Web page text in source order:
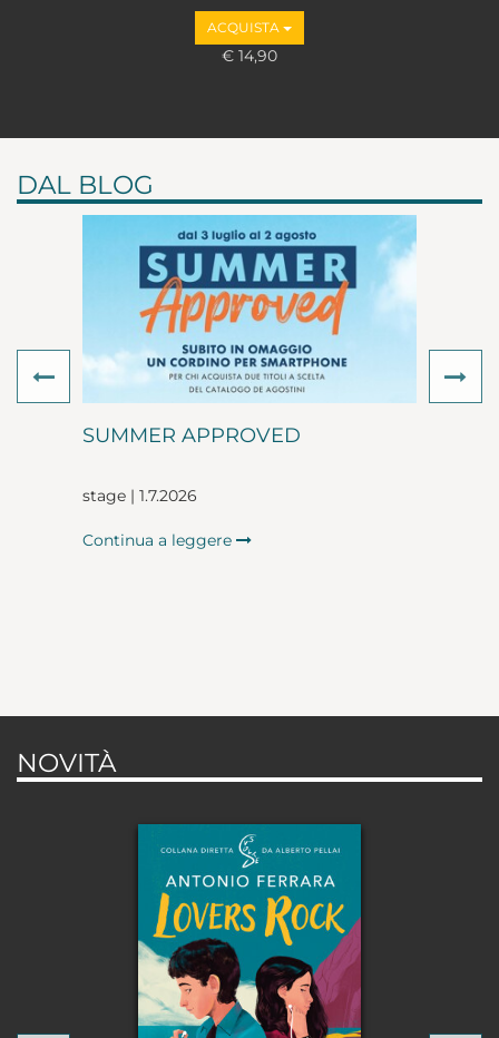
ACQUISTA
€ 14,90
DAL BLOG
SUMMER APPROVED
stage | 1.7.2026
Continua a leggere
Previous
NOVITÀ